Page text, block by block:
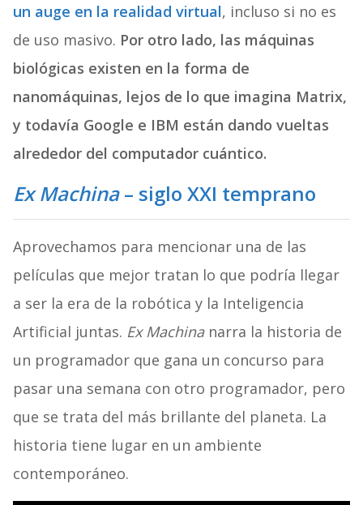
un auge en la realidad virtual, incluso si no es
de uso masivo. Por otro lado, las máquinas
biológicas existen en la forma de
nanomáquinas, lejos de lo que imagina Matrix,
y todavía Google e IBM están dando vueltas
alrededor del computador cuántico.
Ex Machina– siglo XXI temprano
Aprovechamos para mencionar una de las
películas que mejor tratan lo que podría llegar
a ser la era de la robótica y la Inteligencia
Artificial juntas. Ex Machinanarra la historia de
un programador que gana un concurso para
pasar una semana con otro programador, pero
que se trata del más brillante del planeta. La
historia tiene lugar en un ambiente
contemporáneo.